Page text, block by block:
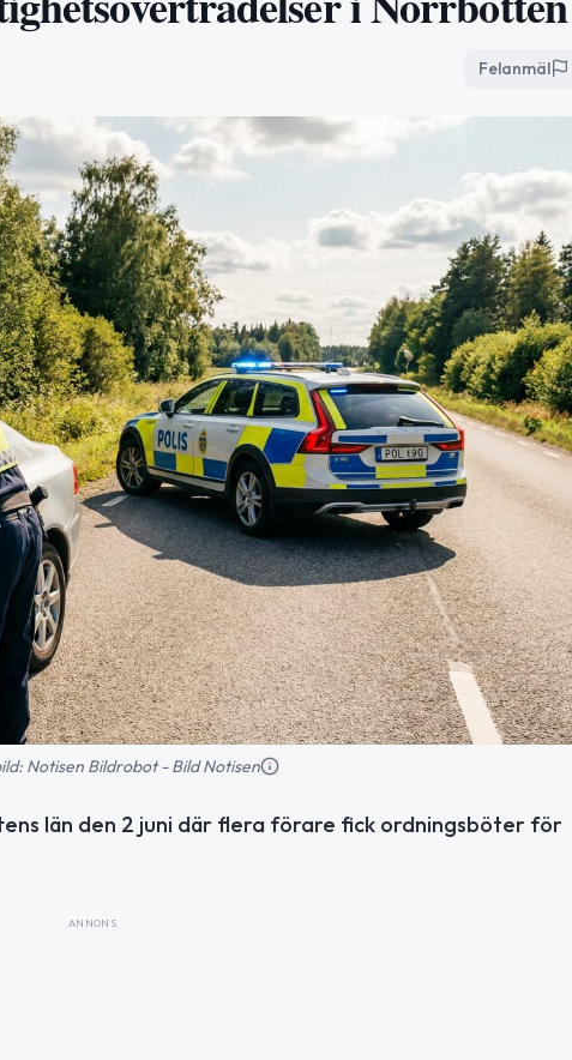
Felanmäl
Notisen Bildrobot - Bild Notisen
län den 2 juni där flera förare fick ordningsböter för
ANNONS